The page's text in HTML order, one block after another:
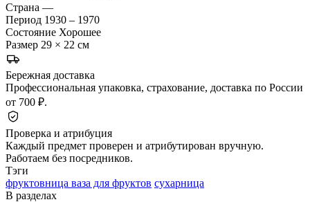
Страна —
Период 1930 – 1970
Состояние Хорошее
Размер 29 × 22 см
Бережная доставка
Профессиональная упаковка, страхование, доставка по России
от 700 ₽.
Проверка и атрибуция
Каждый предмет проверен и атрибутирован вручную.
Работаем без посредников.
Тэги
фруктовница ваза для фруктов сухарница
В разделах